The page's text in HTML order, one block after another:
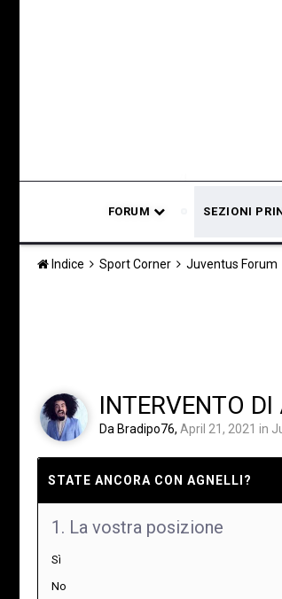
FORUM SEZIONI
Indice Sport Corner Juventus Forum
INTERVENTO
Da Bradipo76, April 21, 2021 in
STATE ANCORA CON AGNELLI?
1. La vostra posizione
Sì
No